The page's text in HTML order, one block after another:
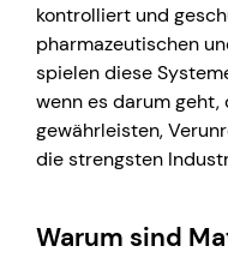
kontrolliert und
pharmazeutischen
spielen diese
wenn es darum
gewährleisten,
die strengsten
Warum sind